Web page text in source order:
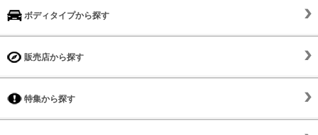
ボディタイプから探す
販売店から探す
特集から探す